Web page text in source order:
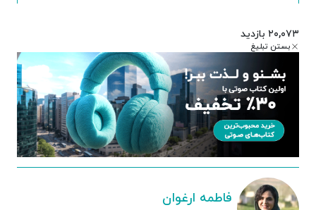
۲۰,۰۷۳ بازدید
بستن تبلیغ
فاطمه ارغوان